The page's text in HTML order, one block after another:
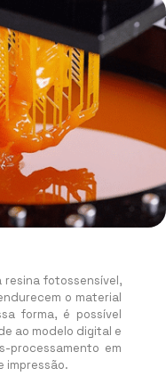
resina fotossensível,
o material
forma, é possível
ao modelo digital e
processamento em
impressão.